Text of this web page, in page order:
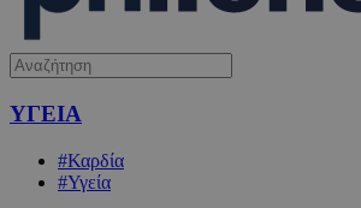
ΥΓΕΙΑ
#Καρδία
#Υγεία